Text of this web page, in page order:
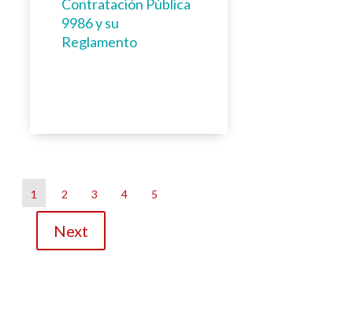
Contratación Pública
9986 y su
Reglamento
1 2 3 4 5
Next